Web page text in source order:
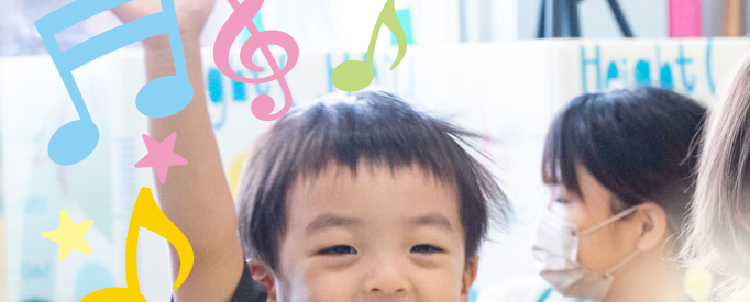
企業主導型保育園
花音保育園